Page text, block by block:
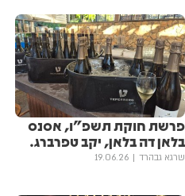
פרשת חוקת תשפ"ו, אסנס
בלאן דה בלאן, יקב טפרברג.
שרגא גבהרד 19.06.26